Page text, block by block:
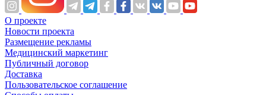
О проекте
Новости проекта
Размещение рекламы
Медицинский маркетинг
Публичный договор
Доставка
Пользовательское соглашение